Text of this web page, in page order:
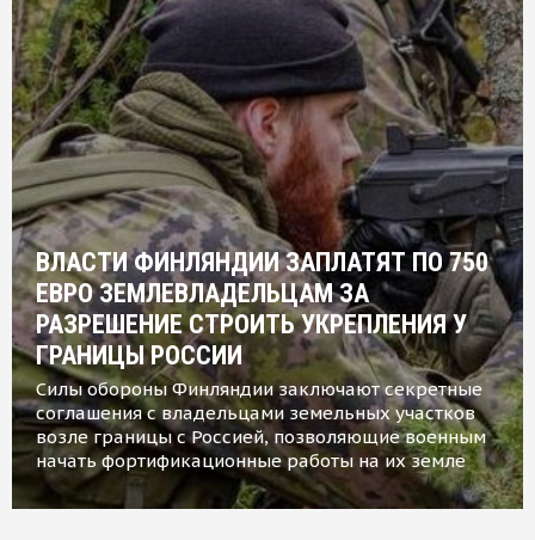
ВЛАСТИ ФИНЛЯНДИИ ЗАПЛАТЯТ ПО 750
ЕВРО ЗЕМЛЕВЛАДЕЛЬЦАМ ЗА
РАЗРЕШЕНИЕ СТРОИТЬ УКРЕПЛЕНИЯ У
ГРАНИЦЫ РОССИИ
Силы обороны Финляндии заключают секретные
соглашения с владельцами земельных участков
возле границы с Россией, позволяющие военным
начать фортификационные работы на их земле